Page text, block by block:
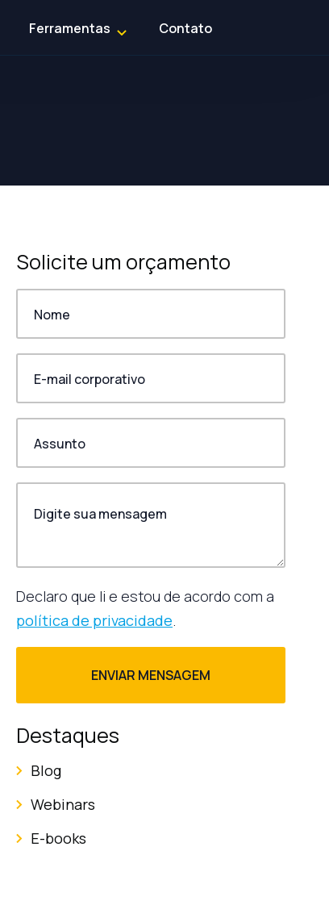
Ferramentas Contato
Solicite um orçamento
Declaro que li e estou de acordo com a
política de privacidade.
Destaques
Blog
Webinars
E-books